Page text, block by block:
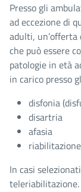
Presso gli
ad eccezione di
adulti, un’offerta
che può essere
patologie in età
in carico presso
disfonia
disartria
afasia
In casi
teleriabilitazione.